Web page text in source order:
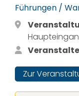
Führungen /
Zur